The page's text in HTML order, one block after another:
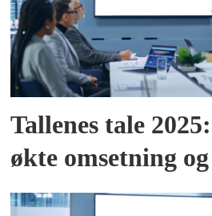
Tallenes tale
økte omsetning